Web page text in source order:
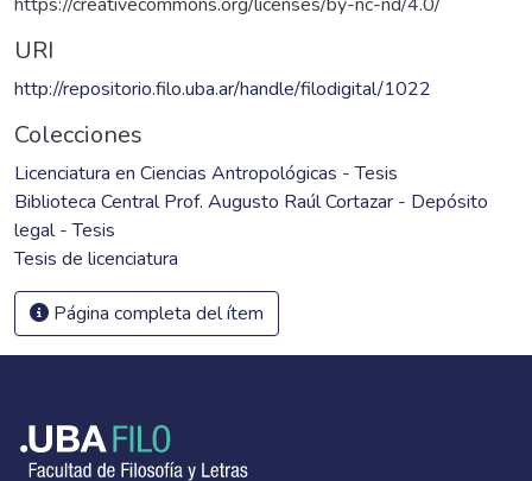
URI
http://repositorio.filo.uba.ar/handle/filodigital/1022
Colecciones
Licenciatura en Ciencias Antropológicas - Tesis
Biblioteca Central Prof. Augusto Raúl Cortazar - Depósito
legal - Tesis
Tesis de licenciatura
Página completa del ítem